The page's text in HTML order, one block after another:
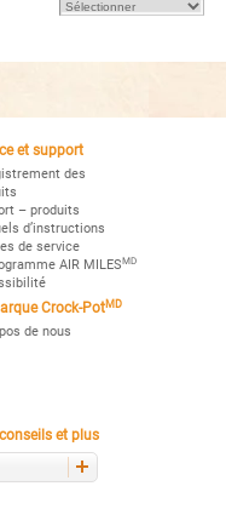
et support
des
– produits
d’instructions
de service
AIR MILESMD
Crock-PotMD
de nous
et plus